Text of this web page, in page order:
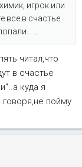
игрок или
все в счастье
..
читал,что
в счастье
куда я
пойму